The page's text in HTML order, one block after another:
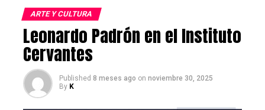
Elaboración:
Propiedades y beneficios de la
quinoa
ARTE Y CULTURA
Leonardo Padrón en el Instituto
Cervantes
Published 8 meses ago on noviembre 30, 2025
By K